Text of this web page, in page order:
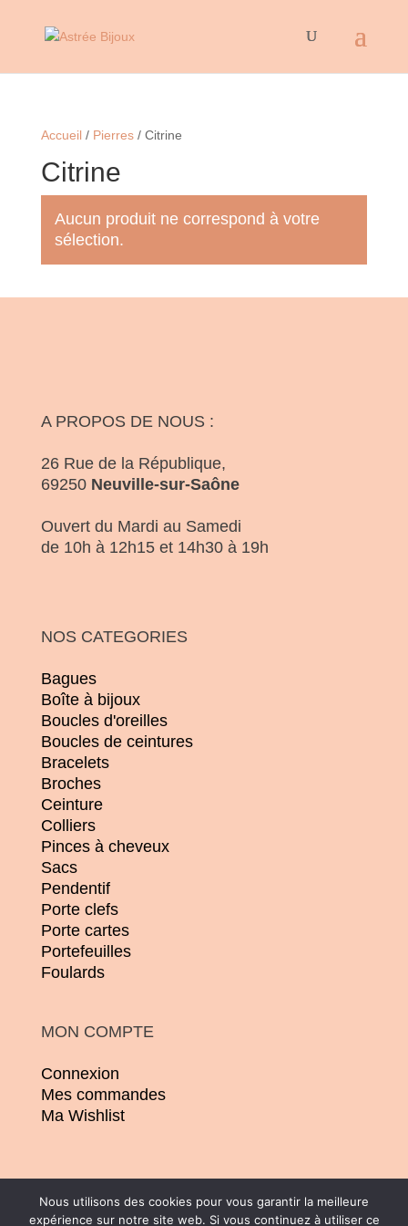
Accueil/ Pierres/ Citrine
Citrine
Aucun produit ne correspond à votre
sélection.
A PROPOS DE NOUS :
26 Rue de la République,
69250 Neuville-sur-Saône
Ouvert du Mardi au Samedi
de 10h à 12h15 et 14h30 à 19h
NOS CATEGORIES
Bagues
Boîte à bijoux
Boucles d'oreilles
Boucles de ceintures
Bracelets
Broches
Ceinture
Colliers
Pinces à cheveux
Sacs
Pendentif
Porte clefs
Porte cartes
Portefeuilles
Foulards
MON COMPTE
Connexion
Mes commandes
Ma Wishlist
Nous utilisons des cookies pour vous garantir la meilleure
expérience sur notre site web. Si vous continuez à utiliser ce